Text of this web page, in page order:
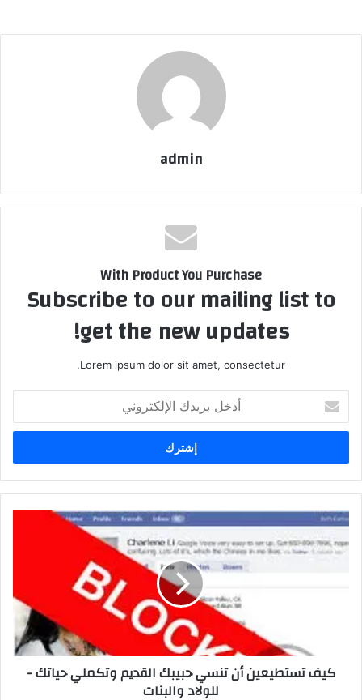
admin
With Product You Purchase
Subscribe to our mailing list to
get the new updates!
Lorem ipsum dolor sit amet, consectetur.
بريدك
الإلكتروني
كيف تستطيعين أن تنسي حبيبك القديم وتكملي حياتك -
للولاد والبنات